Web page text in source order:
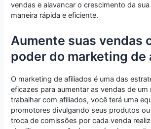
vendas e alavancar o crescimento da
maneira rápida e eficiente.
Aumente suas vendas
poder do marketing de
O marketing de afiliados é uma das
eficazes para aumentar as vendas de um
trabalhar com afiliados, você terá uma
promotores divulgando seus produtos
troca de comissões por cada venda